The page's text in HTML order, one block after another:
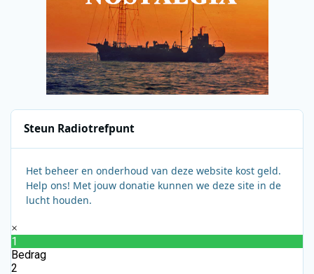
Steun Radiotrefpunt
Het beheer en onderhoud van deze website kost geld.
Help ons! Met jouw donatie kunnen we deze site in de
lucht houden.